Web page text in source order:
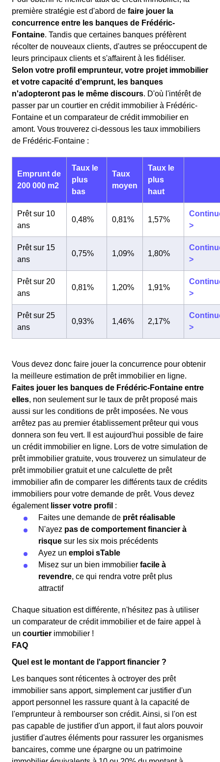
première stratégie est d'abord de faire jouer la
concurrence entre les banques de Frédéric-
Fontaine. Tandis que certaines banques préfèrent
récolter de nouveaux clients, d'autres se préoccupent de
leurs principaux clients et s'affairent à les fidéliser.
Selon votre profil emprunteur, votre projet immobilier
et votre capacité d'emprunt, les banques
n'adopteront pas le même discours. D'où l'intérêt de
passer par un courtier en crédit immobilier à Frédéric-
Fontaine et un comparateur de crédit immobilier en
amont. Vous trouverez ci-dessous les taux immobiliers
de Frédéric-Fontaine :
Emprunt de
200 000 m2
Taux le
plus
bas
Taux
moyen
Taux le
plus
haut
Prêt sur 10
ans
0,48% 0,81% 1,57%
>
Prêt sur 15
ans
0,75% 1,09% 1,80%
>
Prêt sur 20
ans
0,81% 1,20% 1,91%
>
Prêt sur 25
ans
0,93% 1,46% 2,17%
>
Vous devez donc faire jouer la concurrence pour obtenir
la meilleure estimation de prêt immobilier en ligne.
Faites jouer les banques de Frédéric-Fontaine entre
elles, non seulement sur le taux de prêt proposé mais
aussi sur les conditions de prêt imposées. Ne vous
arrêtez pas au premier établissement prêteur qui vous
donnera son feu vert. Il est aujourd'hui possible de faire
un crédit immobilier en ligne. Lors de votre simulation de
prêt immobilier gratuite, vous trouverez un simulateur de
prêt immobilier gratuit et une calculette de prêt
immobilier afin de comparer les différents taux de crédits
immobiliers pour votre demande de prêt. Vous devez
également lisser votre profil :
Faites une demande de prêt réalisable
N'ayez pas de comportement financier à
risque sur les six mois précédents
Ayez un emploi sTable
Misez sur un bien immobilier facile à
revendre, ce qui rendra votre prêt plus
attractif
Chaque situation est différente, n'hésitez pas à utiliser
un comparateur de crédit immobilier et de faire appel à
un courtier immobilier !
FAQ
Quel est le montant de l'apport financier ?
Les banques sont réticentes à octroyer des prêt
immobilier sans apport, simplement car justifier d'un
apport personnel les rassure quant à la capacité de
l'emprunteur à rembourser son crédit. Ainsi, si l'on est
pas capable de justifier d'un apport, il faut alors pouvoir
justifier d'autres éléments pour rassurer les organismes
bancaires, comme une épargne ou un patrimoine